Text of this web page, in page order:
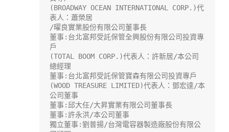
(BROADWAY OCEAN INTERNATIONAL CORP.)代
表人：蕭榮居
/曜良實業股份有限公司董事長
董事:台北富邦受託保管全興股份有限公司投資專
戶
(TOTAL BOOM CORP.)代表人：許新居/本公司
總經理
董事:台北富邦受託保管寶森有限公司投資專戶
(WOOD TREASURE LIMITED)代表人：鄧宏達/本
公司董事
董事:邱大任/大昇實業有限公司董事長
董事:許永洪/本公司董事
獨立董事:劉普揚/台灣電容器製造廠股份有限公